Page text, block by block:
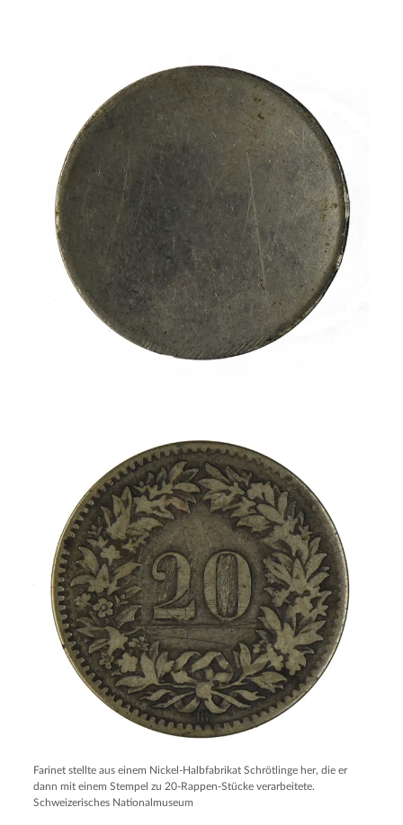
Farinet stellte aus einem Nickel-Halbfabrikat Schrötlinge her, die er
dann mit einem Stempel zu 20-Rappen-Stücke verarbeitete.
Schweizerisches Nationalmuseum